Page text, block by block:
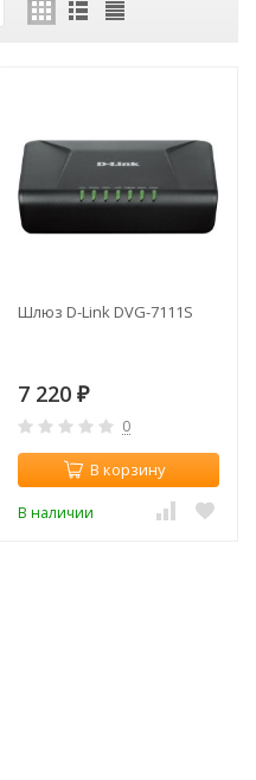
Шлюз D-Link DVG-7111S
7 220 ₽
0
В корзину
В наличии